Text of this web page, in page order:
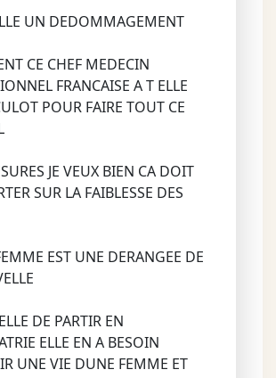
UN DEDOMMAGEMENT
CE CHEF MEDECIN
FRANCAISE A T ELLE
POUR FAIRE TOUT CE
JE VEUX BIEN CA DOIT
SUR LA FAIBLESSE DES
EST UNE DERANGEE DE
DE PARTIR EN
ELLE EN A BESOIN
UNE VIE DUNE FEMME ET